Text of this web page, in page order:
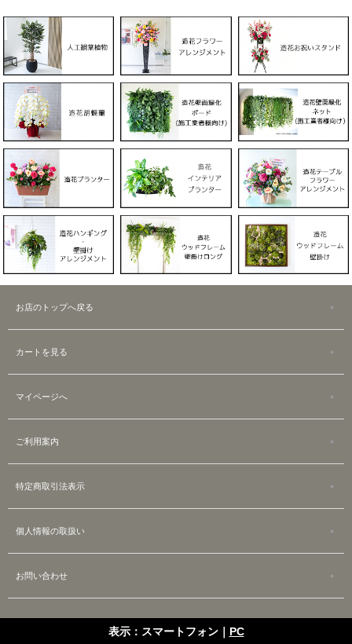
お店のトップへ戻る
カートを見る
マイページへ
ご利用案内
特定商取引法表示
個人情報の取扱い
お問い合わせ
表示：スマートフォン｜ PC